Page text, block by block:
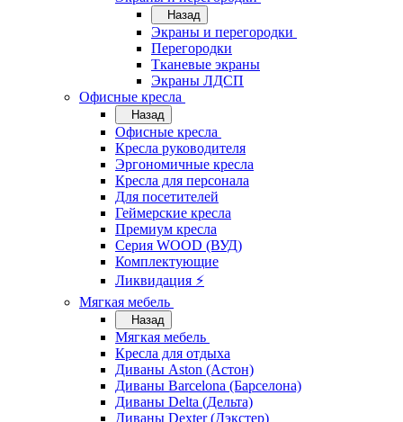
Назад
Экраны и перегородки
Перегородки
Тканевые экраны
Экраны ЛДСП
Офисные кресла
Назад
Офисные кресла
Кресла руководителя
Эргономичные кресла
Кресла для персонала
Для посетителей
Геймерские кресла
Премиум кресла
Серия WOOD (ВУД)
Комплектующие
Ликвидация ⚡
Мягкая мебель
Назад
Мягкая мебель
Кресла для отдыха
Диваны Aston (Астон)
Диваны Barcelona (Барселона)
Диваны Delta (Дельта)
Диваны Dexter (Дэкстер)